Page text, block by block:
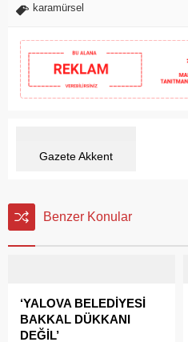
karamürsel
Gazete Akkent
Benzer Konular
‘YALOVA BELEDİYESİ
BAKKAL DÜKKANI
DEĞİL’